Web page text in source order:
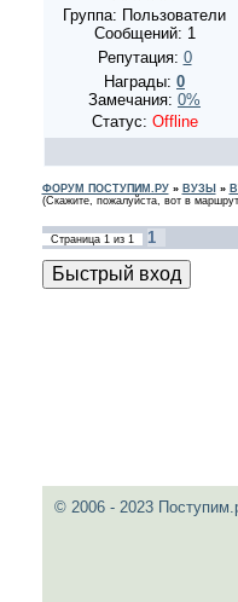
Группа: Пользователи
Сообщений: 1
Репутация: 0
Награды: 0
Замечания: 0%
Статус: Offline
ФОРУМ ПОСТУПИМ.РУ» ВУЗЫ »
(Скажите, пожалуйста, вот в
Страница 1из 1 1
© 2006 - 2023